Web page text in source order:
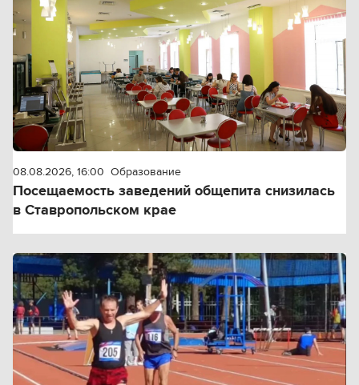
08.08.2026, 16:00 Образование
Посещаемость заведений общепита снизилась
в Ставропольском крае